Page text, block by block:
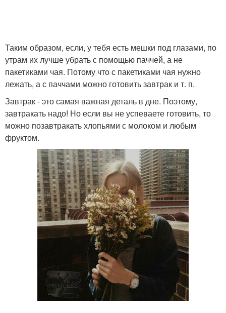
Таким образом, если, у тебя есть мешки под глазами, по
утрам их лучше убрать с помощью паччей, а не
пакетиками чая. Потому что с пакетиками чая нужно
лежать, а с паччами можно готовить завтрак и т. п.
Завтрак - это самая важная деталь в дне. Поэтому,
завтракать надо! Но если вы не успеваете готовить, то
можно позавтракать хлопьями с молоком и любым
фруктом.